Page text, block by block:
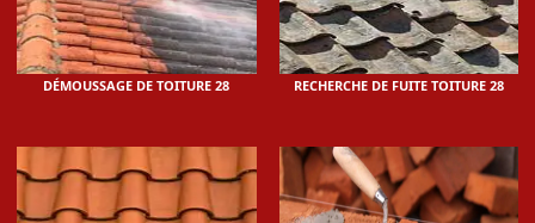
DÉMOUSSAGE DE TOITURE 28 RECHERCHE DE FUITE TOITURE 28